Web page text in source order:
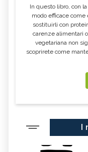
In questo libro, con
modo efficace
sostituirli con
carenze alimentari
vegetariana non
scoprirete come
I